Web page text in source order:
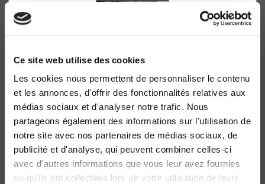
Ce site web utilise des cookies
Les cookies nous permettent de personnaliser le contenu
et les annonces, d'offrir des fonctionnalités relatives aux
médias sociaux et d'analyser notre trafic. Nous
partageons également des informations sur l'utilisation de
notre site avec nos partenaires de médias sociaux, de
publicité et d'analyse, qui peuvent combiner celles-ci
avec d'autres informations que vous leur avez fournies
ou qu'ils ont collectées lors de votre utilisation de leurs
Michel Rocard Premier ministre
La deuxième gauche et le pouvoir (1988-1991)
Alain Bergounioux, Mathieu Fulla